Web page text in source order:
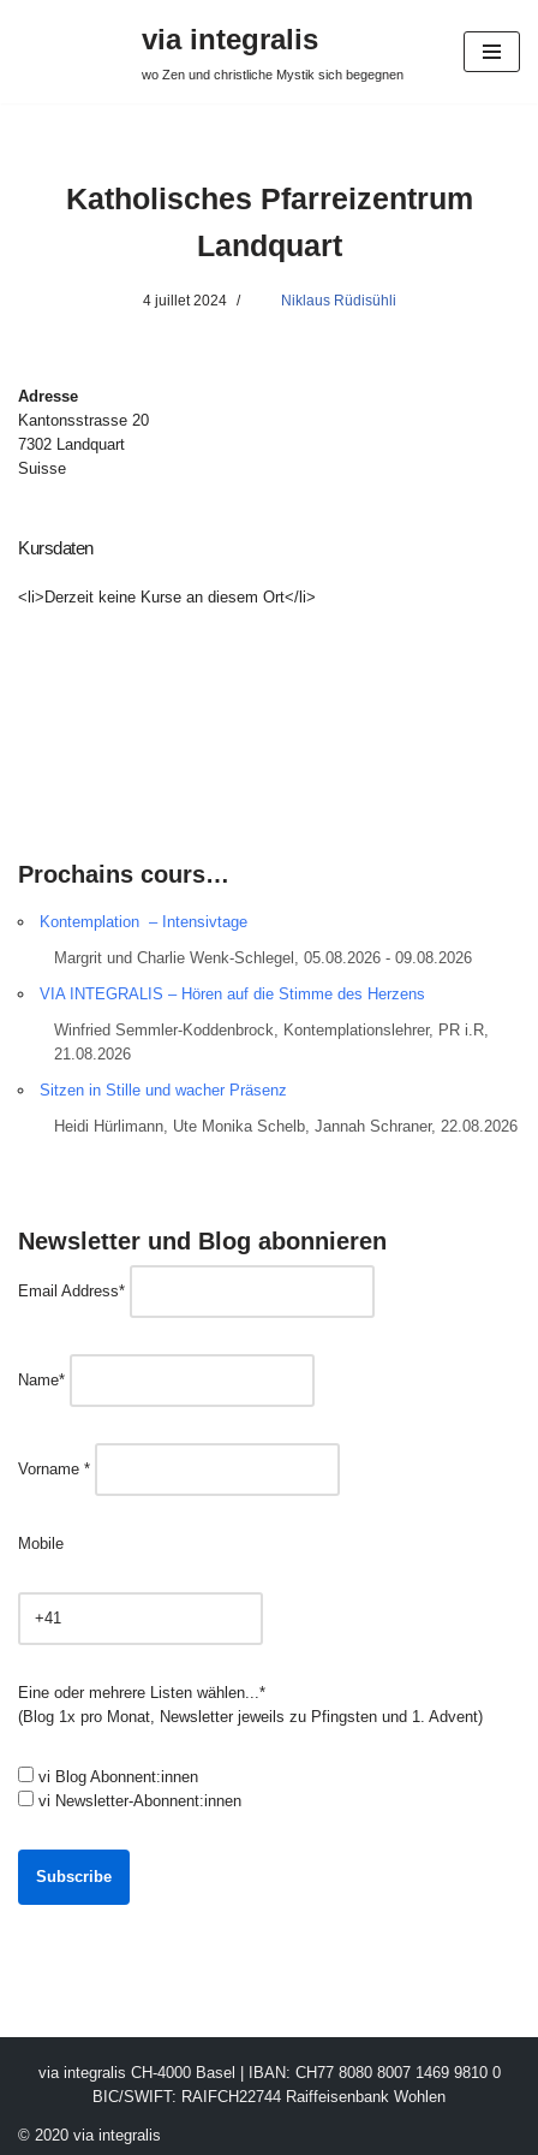
via integralis
wo Zen und christliche Mystik sich begegnen
Katholisches Pfarreizentrum
Landquart
4 juillet 2024 Niklaus Rüdisühli
Adresse
Kantonsstrasse 20
7302 Landquart
Suisse
Kursdaten
<li>Derzeit keine Kurse an diesem Ort</li>
Prochains cours…
Kontemplation – Intensivtage
Margrit und Charlie Wenk-Schlegel, 05.08.2026 - 09.08.2026
VIA INTEGRALIS – Hören auf die Stimme des Herzens
Winfried Semmler-Koddenbrock, Kontemplationslehrer, PR i.R,
21.08.2026
Sitzen in Stille und wacher Präsenz
Heidi Hürlimann, Ute Monika Schelb, Jannah Schraner, 22.08.2026
Newsletter und Blog abonnieren
Email Address*
Name*
Vorname *
Mobile
Eine oder mehrere Listen wählen...*
(Blog 1x pro Monat, Newsletter jeweils zu Pfingsten und 1. Advent)
vi Blog Abonnent:innen
vi Newsletter-Abonnent:innen
via integralis CH-4000 Basel | IBAN: CH77 8080 8007 1469 9810 0
BIC/SWIFT: RAIFCH22744 Raiffeisenbank Wohlen
© 2020 via integralis